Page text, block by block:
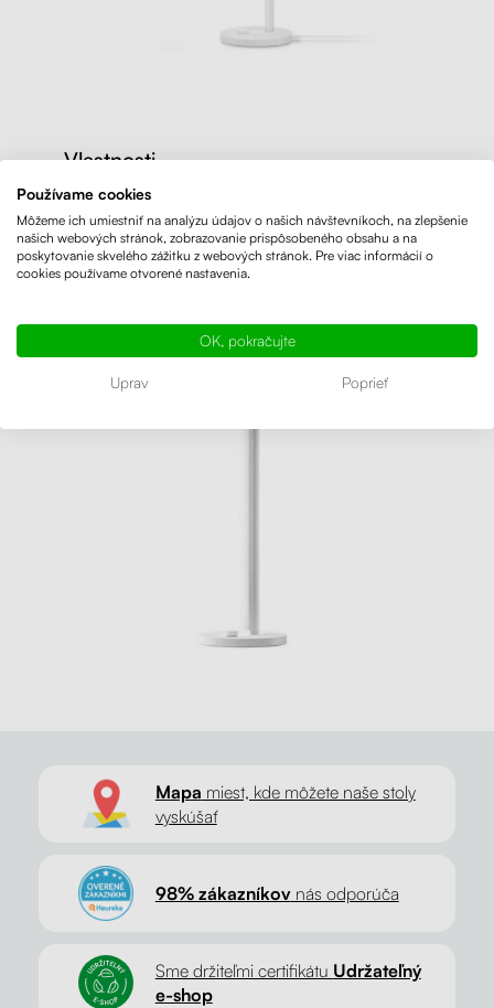
Vlastnosti
Stolová lampa v bielej farbe a vo veľkosti 44,5 x
15 cm má 4 režimy osvetlenia bez UV žiarenia.
Regulujte si silu svetla podľa toho, ako je vám
príjemné.
Mapa miest, kde môžete naše stoly
vyskúšať
98% zákazníkovnás odporúča
Sme držiteľmi certifikátu Udržateľný
e-shop
Používame cookies
Môžeme ich umiestniť na analýzu údajov o našich návštevníkoch, na zlepšenie
našich webových stránok, zobrazovanie prispôsobeného obsahu a na
poskytovanie skvelého zážitku z webových stránok. Pre viac informácií o
cookies používame otvorené nastavenia.
OK, pokračujte
Uprav Poprieť